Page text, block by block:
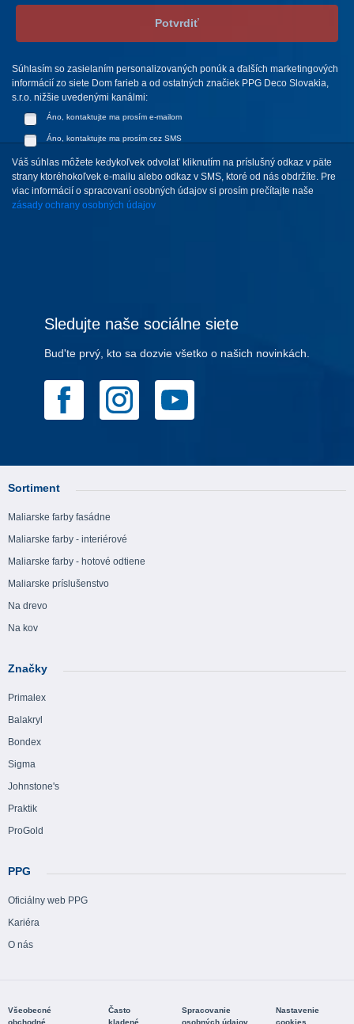
Potvrdiť
Súhlasím so zasielaním personalizovaných ponúk a ďalších marketingových
informácií zo siete Dom farieb a od ostatných značiek PPG Deco Slovakia,
s.r.o. nižšie uvedenými kanálmi:
Áno, kontaktujte ma prosím e-mailom
Áno, kontaktujte ma prosím cez SMS
Váš súhlas môžete kedykoľvek odvolať kliknutím na príslušný odkaz v päte
strany ktoréhokoľvek e-mailu alebo odkaz v SMS, ktoré od nás obdržíte. Pre
viac informácií o spracovaní osobných údajov si prosím prečítajte naše
zásady ochrany osobných údajov
Sledujte naše sociálne siete
Bud'te prvý, kto sa dozvie všetko o našich novinkách.
Sortiment
Maliarske farby fasádne
Maliarske farby - interiérové
Maliarske farby - hotové odtiene
Maliarske príslušenstvo
Na drevo
Na kov
Značky
Primalex
Balakryl
Bondex
Sigma
Johnstone's
Praktik
ProGold
PPG
Oficiálny web PPG
Kariéra
O nás
Všeobecné
obchodné
Často
kladené
Spracovanie
osobných údajov
Nastavenie
cookies